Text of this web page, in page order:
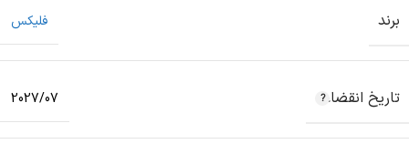
برند
فلیکس
تاریخ انقضاء 2027/07